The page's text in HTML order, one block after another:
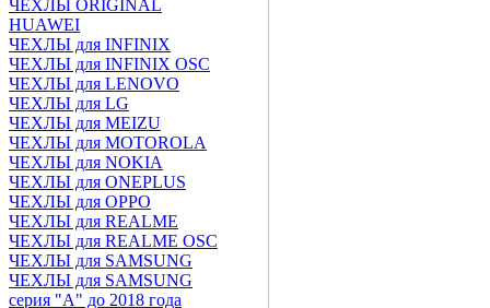
ЧЕХЛЫ ORIGINAL
HUAWEI
ЧЕХЛЫ для INFINIX
ЧЕХЛЫ для INFINIX OSC
ЧЕХЛЫ для LENOVO
ЧЕХЛЫ для LG
ЧЕХЛЫ для MEIZU
ЧЕХЛЫ для MOTOROLA
ЧЕХЛЫ для NOKIA
ЧЕХЛЫ для ONEPLUS
ЧЕХЛЫ для OPPO
ЧЕХЛЫ для REALME
ЧЕХЛЫ для REALME OSC
ЧЕХЛЫ для SAMSUNG
ЧЕХЛЫ для SAMSUNG
серия "A" до 2018 года